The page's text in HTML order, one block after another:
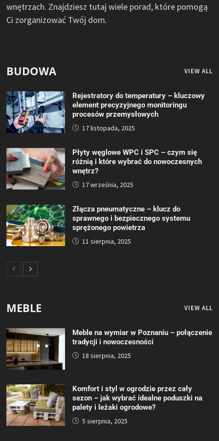
wnętrzach. Znajdziesz tutaj wiele porad, które pomogą
Ci zorganizować Twój dom.
BUDOWA VIEW ALL
Rejestratory do temperatury – kluczowy
element precyzyjnego monitoringu
procesów przemysłowych
17 listopada, 2025
Płyty węglowe WPC i SPC – czym się
różnią i które wybrać do nowoczesnych
wnętrz?
17 września, 2025
Złącza pneumatyczne – klucz do
sprawnego i bezpiecznego systemu
sprężonego powietrza
11 sierpnia, 2025
MEBLE VIEW ALL
Meble na wymiar w Poznaniu – połączenie
tradycji i nowoczesności
18 sierpnia, 2025
Komfort i styl w ogrodzie przez cały
sezon – jak wybrać idealne poduszki na
palety i leżaki ogrodowe?
5 sierpnia, 2025